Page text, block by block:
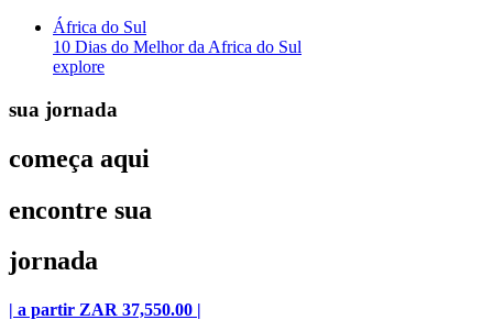
África do Sul
10 Dias do Melhor da Africa do Sul
explore
sua jornada
começa aqui
encontre sua
jornada
| a partir ZAR 37,550.00 |